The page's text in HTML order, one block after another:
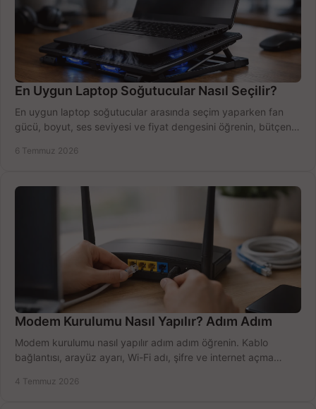
En Uygun Laptop Soğutucular Nasıl Seçilir?
En uygun laptop soğutucular arasında seçim yaparken fan
gücü, boyut, ses seviyesi ve fiyat dengesini öğrenin, bütçenizi
6 Temmuz 2026
Modem Kurulumu Nasıl Yapılır? Adım Adım
Modem kurulumu nasıl yapılır adım adım öğrenin. Kablo
bağlantısı, arayüz ayarı, Wi-Fi adı, şifre ve internet açma
4 Temmuz 2026